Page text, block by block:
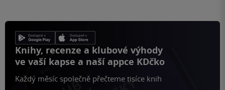
Knihy, recenze a klubové výhody
ve vaší kapse a naší appce KDčko
Každý měsíc společně přečteme tisíce knih